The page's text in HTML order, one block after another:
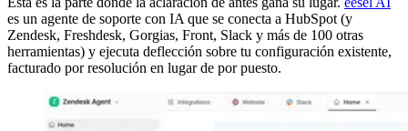
es un agente de soporte con IA que se conecta a HubSpot (y
Zendesk, Freshdesk, Gorgias, Front, Slack y más de 100 otras
herramientas) y ejecuta deflección sobre tu configuración existente,
facturado por resolución en lugar de por puesto.